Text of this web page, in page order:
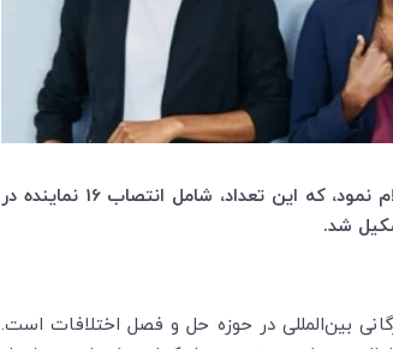
) را برای سال 2021-2023 اعلام نمود، که این تعداد، شامل انتصاب 16 نماینده در
شد.
بین‌المللی در حوزه حل و فصل اختلافات است.